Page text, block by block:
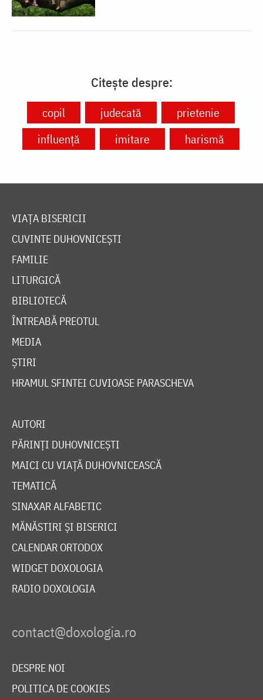
Citește despre:
copil judecată
prietenie
influenţă
imitare harismă
VIAȚA BISERICII
CUVINTE DUHOVNICEȘTI
FAMILIE
LITURGICĂ
BIBLIOTECĂ
ÎNTREABĂ PREOTUL
MEDIA
ȘTIRI
HRAMUL SFINTEI CUVIOASE PARASCHEVA
AUTORI
PĂRINȚI DUHOVNICEȘTI
MAICI CU VIAȚĂ DUHOVNICEASCĂ
TEMATICĂ
SINAXAR ALFABETIC
MĂNĂSTIRI ȘI BISERICI
CALENDAR ORTODOX
WIDGET DOXOLOGIA
RADIO DOXOLOGIA
DESPRE NOI
POLITICA DE COOKIES